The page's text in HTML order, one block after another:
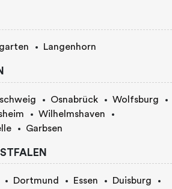
Langenhorn
Osnabrück
Wolfsburg
Wilhelmshaven
Garbsen
Dortmund Essen
Duisburg